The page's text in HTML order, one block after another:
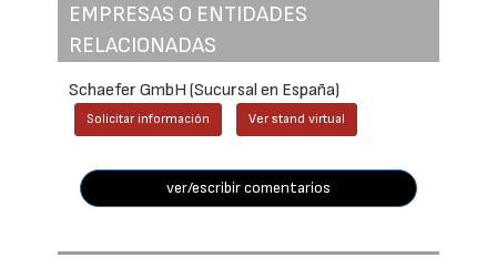
EMPRESAS O ENTIDADES
RELACIONADAS
Schaefer GmbH (Sucursal en España)
Solicitar información Ver stand virtual
ver/escribir comentarios